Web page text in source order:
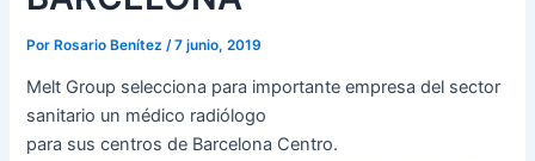
PorRosario Benítez /7 junio, 2019
Melt Group selecciona para importante empresa del sector
sanitario un médico radiólogo
para sus centros de Barcelona Centro.